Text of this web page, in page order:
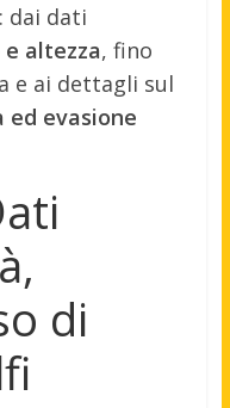
dai dati
altezza, fino
e ai dettagli sul
evasione
di